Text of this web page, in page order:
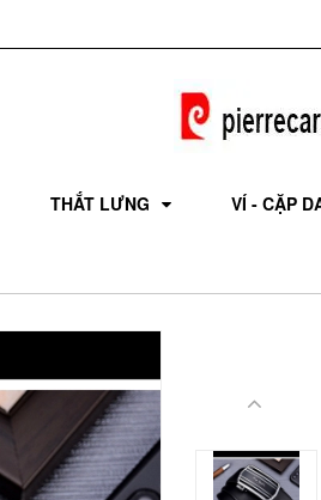
THẮT LƯNG VÍ - CẶP